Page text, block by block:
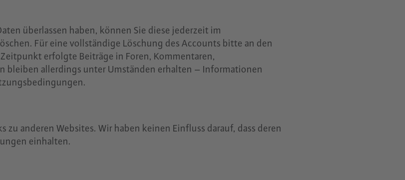
überlassen haben, können Sie diese jederzeit im
Für eine vollständige Löschung des Accounts bitte an den
erfolgte Beiträge in Foren, Kommentaren,
bleiben allerdings unter Umständen erhalten – Informationen
anderen Websites. Wir haben keinen Einfluss darauf, dass deren
einhalten.